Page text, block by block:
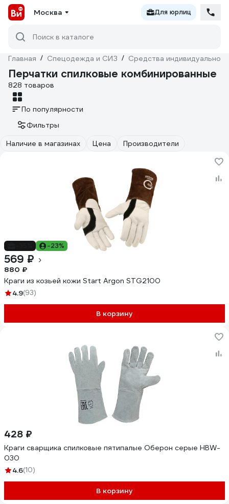
Москва Для юрлиц
Поиск в каталоге
Главная / Спецодежда и СИЗ / Средства индивидуальной
Перчатки спилковые комбинированные
828 товаров
По популярности
Фильтры
Наличие в магазинах
Цена Производители
-23%
569 ₽
880 ₽
Краги из козьей кожи Start Argon STG2100
4.9(93)
В корзину
428 ₽
Краги сварщика спилковые пятипалые Оберон серые HBW-
030
4.6(10)
В корзину